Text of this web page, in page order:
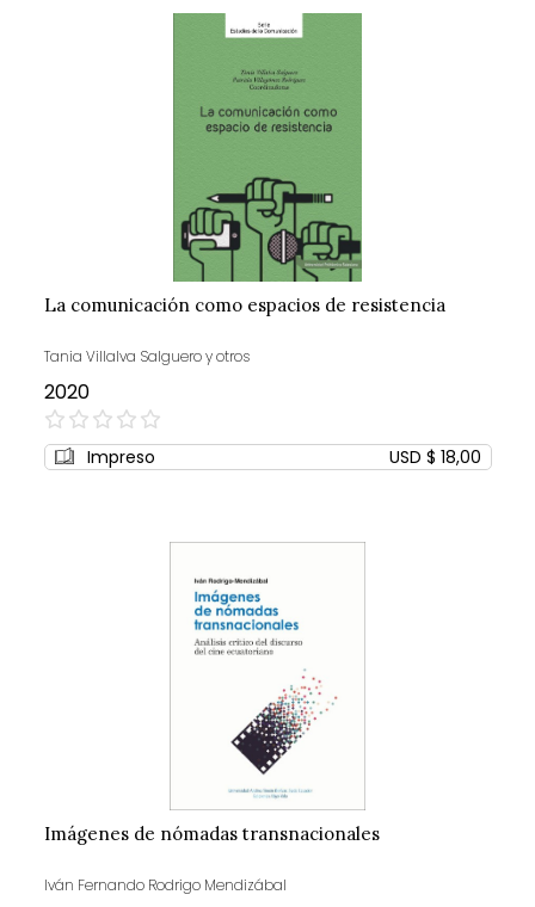
La comunicación como espacios de resistencia
Tania Villalva Salguero y otros
2020
0%
Impreso USD $ 18,00
Imágenes de nómadas transnacionales
Iván Fernando Rodrigo Mendizábal